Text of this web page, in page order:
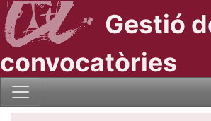
Gestió
convocatòries